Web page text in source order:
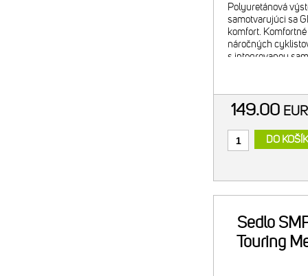
Polyuretánová
samotvarujúci sa
komfort.
náročných
s integrovanou
149.00
DO
Sedlo
Touring